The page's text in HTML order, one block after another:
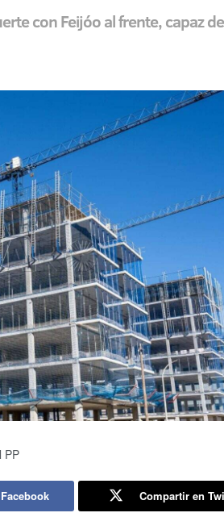
con Feijóo al frente, capaz
PP
Compartir en